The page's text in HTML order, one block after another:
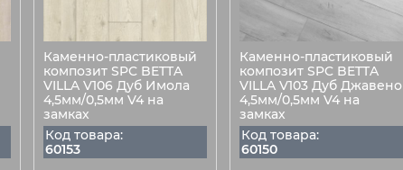
Каменно-пластиковый
композит SPC BETTA
VILLA V106 Дуб Имола
4,5мм/0,5мм V4 на
замках
Код товара:
60153
Каменно-пластиковый
композит SPC BETTA
VILLA V103 Дуб Джавено
4,5мм/0,5мм V4 на
замках
Код товара:
60150